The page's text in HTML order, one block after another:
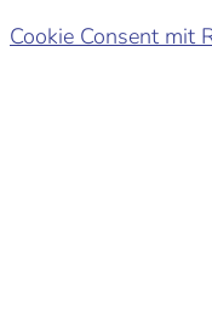
Cookie Consent mit